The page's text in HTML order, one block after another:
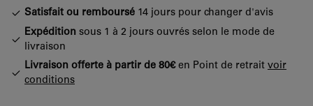
Satisfait ou remboursé 14 jours pour changer d'avis
Expédition sous 1 à 2 jours ouvrés selon le mode de
livraison
Livraison offerte à partir de 80€en Point de retrait voir
conditions